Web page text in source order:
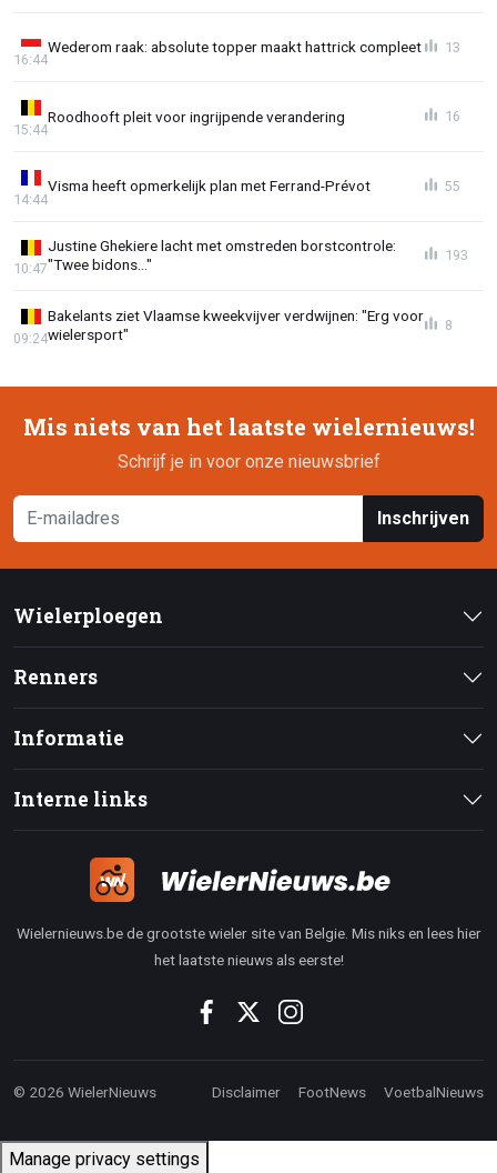
Wederom raak: absolute topper maakt hattrick compleet
16:44
13
Roodhooft pleit voor ingrijpende verandering
15:44
16
Visma heeft opmerkelijk plan met Ferrand-Prévot
14:44
55
Justine Ghekiere lacht met omstreden borstcontrole:
"Twee bidons..."
10:47
193
Bakelants ziet Vlaamse kweekvijver verdwijnen: "Erg voor
wielersport"
09:24
8
Mis niets van het laatste wielernieuws!
Schrijf je in voor onze nieuwsbrief
Inschrijven
Wielerploegen
Renners
Informatie
Interne links
Wielernieuws.be de grootste wieler site van Belgie. Mis niks en lees hier
het laatste nieuws als eerste!
© 2026 WielerNieuws Disclaimer FootNews VoetbalNieuws
Manage privacy settings